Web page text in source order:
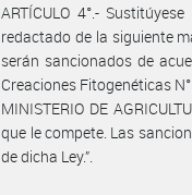
ARTÍCULO 4°.-
redactado de la siguiente
serán sancionados de
Creaciones Fitogenéticas
MINISTERIO DE
que le compete. Las
de dicha Ley.”.